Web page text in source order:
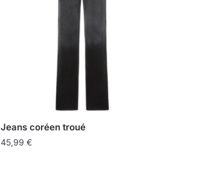
Jeans coréen troué
45,99 €